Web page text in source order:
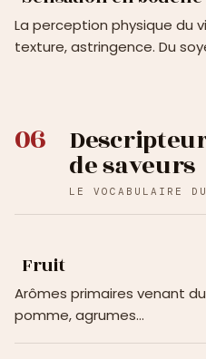
La perception physique du
texture, astringence. Du
06
de saveurs
LE VOCABULAIRE
Fruit
Arômes primaires venant
pomme, agrumes…